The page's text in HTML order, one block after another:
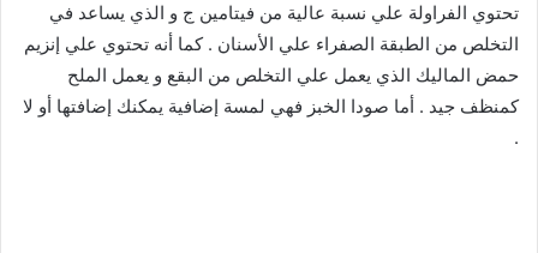
تحتوي الفراولة علي نسبة عالية من فيتامين ج و الذي يساعد في
التخلص من الطبقة الصفراء علي الأسنان . كما أنه تحتوي علي إنزيم
حمض الماليك الذي يعمل علي التخلص من البقع و يعمل الملح
كمنظف جيد . أما صودا الخبز فهي لمسة إضافية يمكنك إضافتها أو لا
.